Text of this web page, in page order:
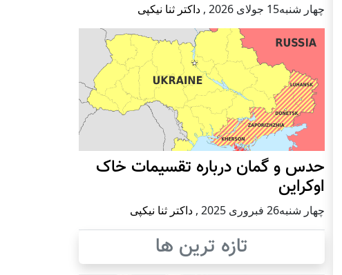
چهار شنبه15 جولای 2026 , داکتر ثنا نیکپی
حدس و گمان درباره تقسیمات خاک
اوکراین
چهار شنبه26 فبروری 2025 , داکتر ثنا نیکپی
تازه ترین ها